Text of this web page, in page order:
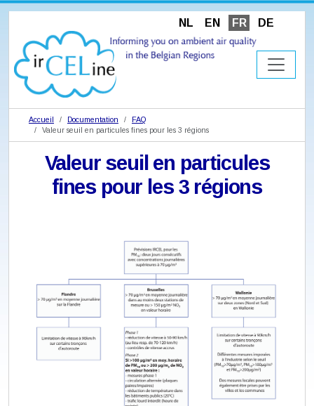
NL EN FR DE
Accueil Documentation
FAQ
Valeur seuil en particules fines pour les 3 régions
Valeur seuil en particules
fines pour les 3 régions